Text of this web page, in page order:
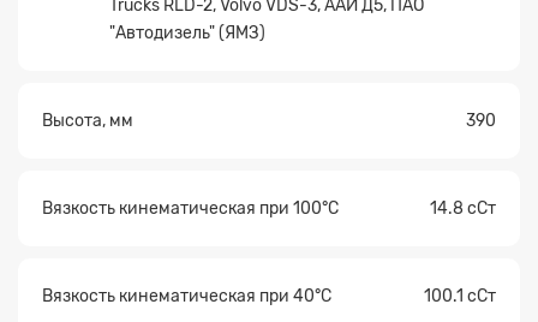
Trucks RLD-2, Volvo VDS-3, ААИ Д5, ПАО
"Автодизель" (ЯМЗ)
Высота, мм 390
Вязкость кинематическая при 100°С 14.8 сСт
Вязкость кинематическая при 40°С 100.1 сСт
файл